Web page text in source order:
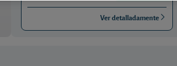
Ver detalladamente